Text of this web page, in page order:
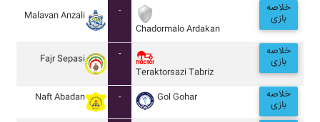
Malavan Anzali
-
Chadormalo Ardakan
خلاصه
بازی
Fajr Sepasi
-
Teraktorsazi Tabriz
خلاصه
بازی
Naft Abadan - Gol Gohar خلاصه
بازی